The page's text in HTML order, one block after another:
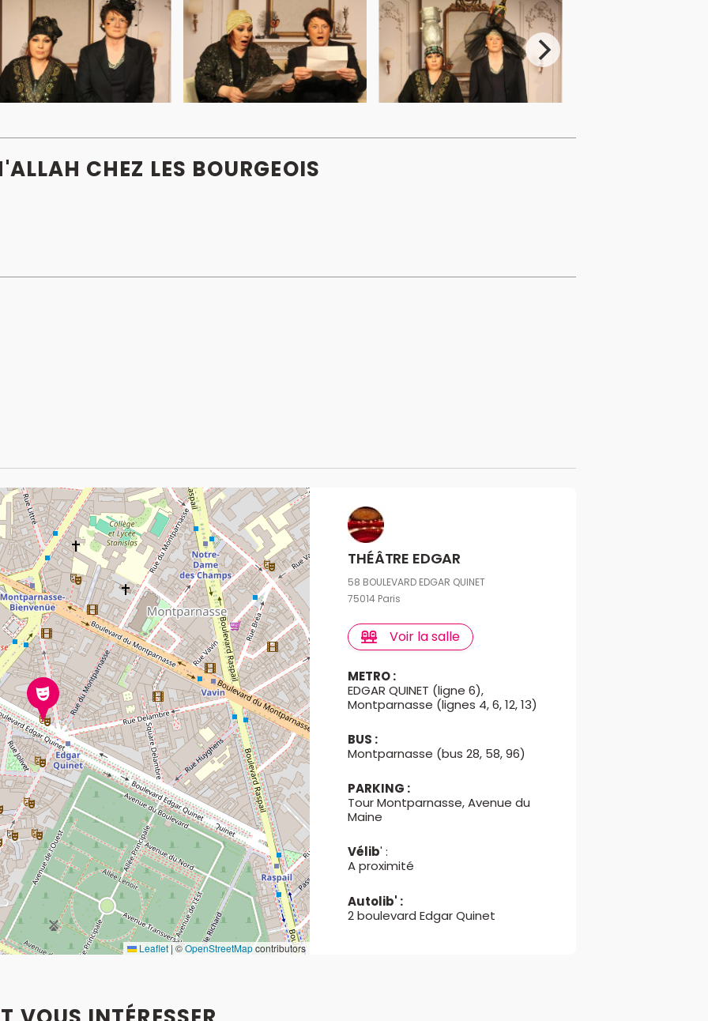
CHEZ LES BOURGEOIS
Leaflet|©OpenStreetMapcontributors
THÉÂTRE EDGAR
58 BOULEVARD EDGAR QUINET
75014 Paris
Voir la salle
METRO :
EDGAR QUINET (ligne 6),
Montparnasse (lignes 4, 6, 12, 13)
BUS :
Montparnasse (bus 28, 58, 96)
PARKING :
Tour Montparnasse, Avenue du
Maine
Vélib' :
A proximité
Autolib' :
2 boulevard Edgar Quinet